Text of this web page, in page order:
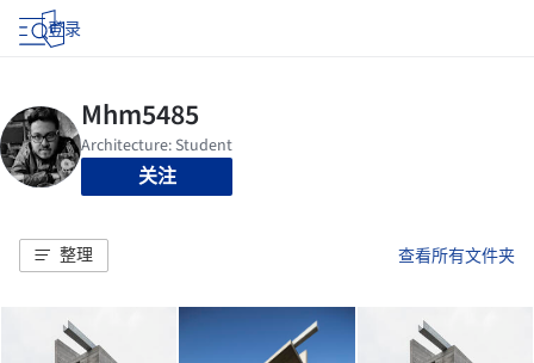
登录
关注
整理 查看所有文件夹